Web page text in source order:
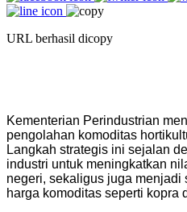
URL berhasil dicopy
Kementerian Perindustrian
pengolahan komoditas
Langkah strategis ini sejalan
industri untuk meningkatkan
negeri, sekaligus juga menjadi
harga komoditas seperti kopra